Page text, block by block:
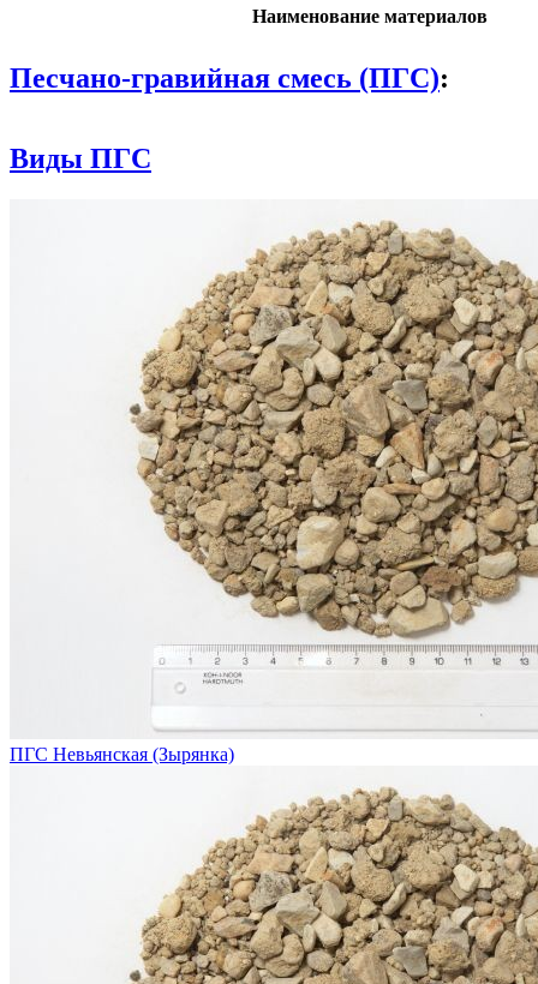
Наименование материалов
Песчано-гравийная смесь (ПГС):
Виды ПГС
ПГС Невьянская (Зырянка)